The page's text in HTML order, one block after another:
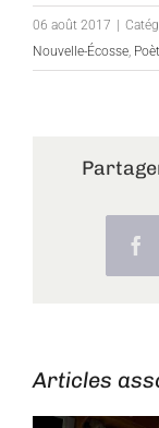
06 août 2017
Nouvelle-Écosse,
Articles